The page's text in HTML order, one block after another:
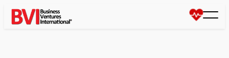
Към
съдържанието